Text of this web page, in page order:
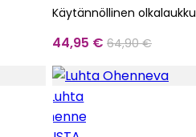
Käytännöllinen olkalaukku
44,95 € 64,90 €